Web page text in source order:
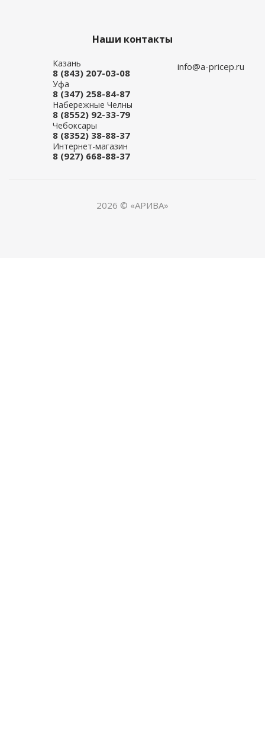
Наши контакты
Казань
8 (843) 207-03-08
Уфа
8 (347) 258-84-87
Набережные Челны
8 (8552) 92-33-79
Чебоксары
8 (8352) 38-88-37
Интернет-магазин
8 (927) 668-88-37
info@a-pricep.ru
2026 © «АРИВА»